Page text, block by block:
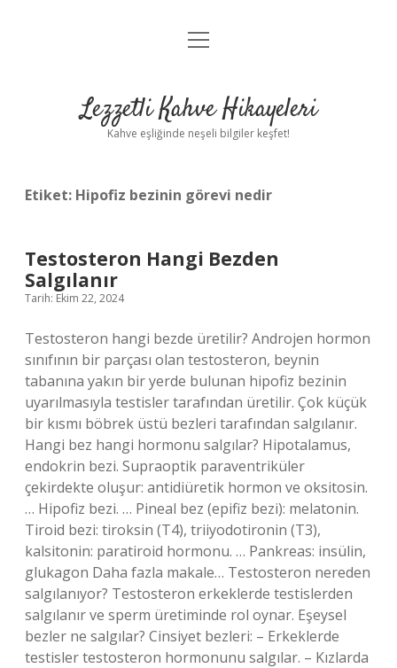
Anasayfa
Yasal Uyarı
menüyü
Lezzetli Kahve Hikayeleri
Kahve eşliğinde neşeli bilgiler keşfet!
Etiket: Hipofiz bezinin görevi nedir
Testosteron Hangi Bezden
Salgılanır
Tarih: Ekim 22, 2024
Testosteron hangi bezde üretilir? Androjen hormon
sınıfının bir parçası olan testosteron, beynin
tabanına yakın bir yerde bulunan hipofiz bezinin
uyarılmasıyla testisler tarafından üretilir. Çok küçük
bir kısmı böbrek üstü bezleri tarafından salgılanır.
Hangi bez hangi hormonu salgılar? Hipotalamus,
endokrin bezi. Supraoptik paraventriküler
çekirdekte oluşur: antidiüretik hormon ve oksitosin.
… Hipofiz bezi. … Pineal bez (epifiz bezi): melatonin.
Tiroid bezi: tiroksin (T4), triiyodotironin (T3),
kalsitonin: paratiroid hormonu. … Pankreas: insülin,
glukagon Daha fazla makale… Testosteron nereden
salgılanıyor? Testosteron erkeklerde testislerden
salgılanır ve sperm üretiminde rol oynar. Eşeysel
bezler ne salgılar? Cinsiyet bezleri: – Erkeklerde
testisler testosteron hormonunu salgılar. – Kızlarda